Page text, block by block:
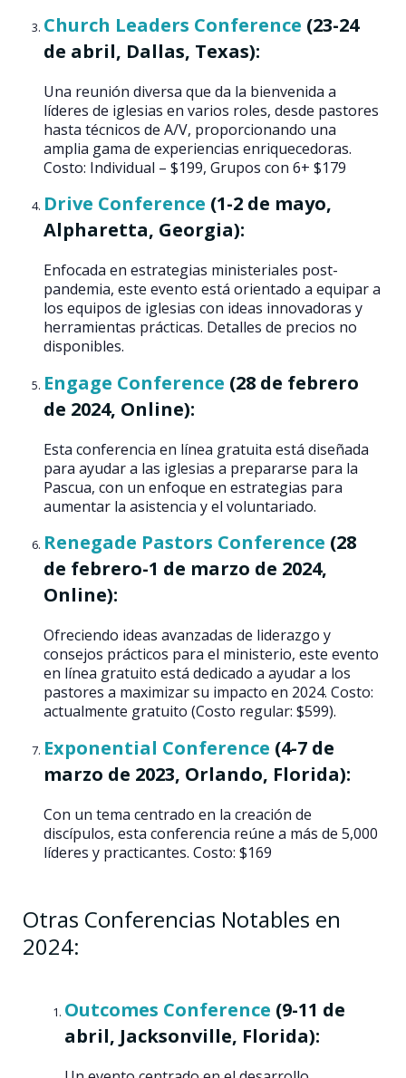
Church Leaders Conference (23-24
de abril, Dallas, Texas):
Una reunión diversa que da la bienvenida a
líderes de iglesias en varios roles, desde pastores
hasta técnicos de A/V, proporcionando una
amplia gama de experiencias enriquecedoras​​.
Costo: Individual – $199, Grupos con 6+ $179
Drive Conference (1-2 de mayo,
Alpharetta, Georgia):
Enfocada en estrategias ministeriales post-
pandemia, este evento está orientado a equipar a
los equipos de iglesias con ideas innovadoras y
herramientas prácticas​​. Detalles de precios no
disponibles.
Engage Conference (28 de febrero
de 2024, Online):
Esta conferencia en línea gratuita está diseñada
para ayudar a las iglesias a prepararse para la
Pascua, con un enfoque en estrategias para
aumentar la asistencia y el voluntariado​​.
Renegade Pastors Conference (28
de febrero-1 de marzo de 2024,
Online):
Ofreciendo ideas avanzadas de liderazgo y
consejos prácticos para el ministerio, este evento
en línea gratuito está dedicado a ayudar a los
pastores a maximizar su impacto en 2024​​. Costo:
actualmente gratuito (Costo regular: $599).
Exponential Conference (4-7 de
marzo de 2023, Orlando, Florida):
Con un tema centrado en la creación de
discípulos, esta conferencia reúne a más de 5,000
líderes y practicantes​​. Costo: $169
Otras Conferencias Notables en
2024:
Outcomes Conference (9-11 de
abril, Jacksonville, Florida):